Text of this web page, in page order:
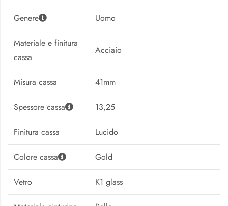
Genere Uomo
Materiale e finitura
cassa
Acciaio
Misura cassa 41mm
Spessore cassa 13,25
Finitura cassa Lucido
Colore cassa Gold
Vetro K1 glass